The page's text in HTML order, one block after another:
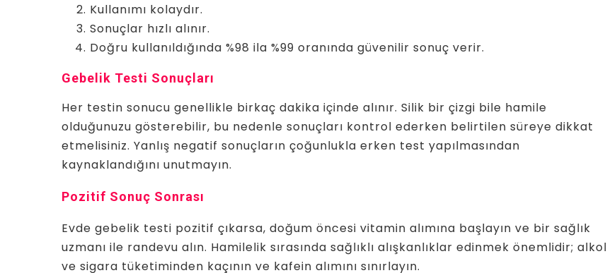
Kullanımı kolaydır.
Sonuçlar hızlı alınır.
Doğru kullanıldığında %98 ila %99 oranında güvenilir sonuç verir.
Gebelik Testi Sonuçları
Her testin sonucu genellikle birkaç dakika içinde alınır. Silik bir çizgi bile hamile
olduğunuzu gösterebilir, bu nedenle sonuçları kontrol ederken belirtilen süreye dikkat
etmelisiniz. Yanlış negatif sonuçların çoğunlukla erken test yapılmasından
kaynaklandığını unutmayın.
Pozitif Sonuç Sonrası
Evde gebelik testi pozitif çıkarsa, doğum öncesi vitamin alımına başlayın ve bir sağlık
uzmanı ile randevu alın. Hamilelik sırasında sağlıklı alışkanlıklar edinmek önemlidir; alkol
ve sigara tüketiminden kaçının ve kafein alımını sınırlayın.